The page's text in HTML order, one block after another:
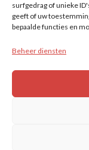
surfgedrag of unieke
geeft of uw
bepaalde functies en
Beheer diensten
t: 020 5353 700
e:
Protestantse
e: